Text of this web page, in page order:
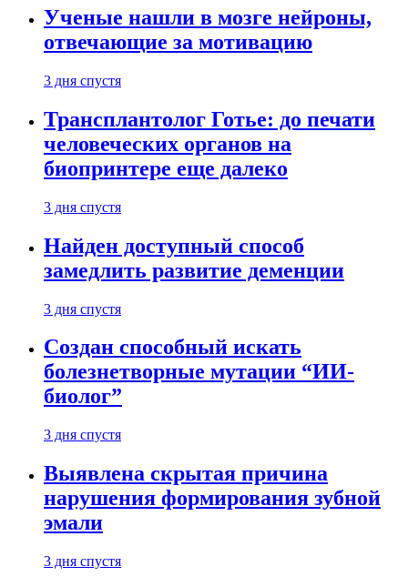
Ученые нашли в мозге нейроны,
отвечающие за мотивацию
3 дня спустя
Трансплантолог Готье: до печати
человеческих органов на
биопринтере еще далеко
3 дня спустя
Найден доступный способ
замедлить развитие деменции
3 дня спустя
Создан способный искать
болезнетворные мутации “ИИ-
биолог”
3 дня спустя
Выявлена скрытая причина
нарушения формирования зубной
эмали
3 дня спустя